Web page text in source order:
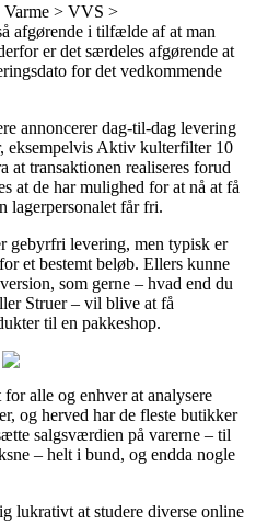
Varme > VVS >
afgørende i tilfælde af at man
er det særdeles afgørende at
for det vedkommende
annoncerer dag-til-dag levering
eksempelvis Aktiv kulterfilter 10
at transaktionen realiseres forud
at de har mulighed for at nå at få
lagerpersonalet får fri.
gebyrfri levering, men typisk er
et bestemt beløb. Ellers kunne
som gerne – hvad end du
Struer – vil blive at få
til en pakkeshop.
alle og enhver at analysere
og herved har de fleste butikker
salgsværdien på varerne – til
– helt i bund, og endda nogle
lukrativt at studere diverse online